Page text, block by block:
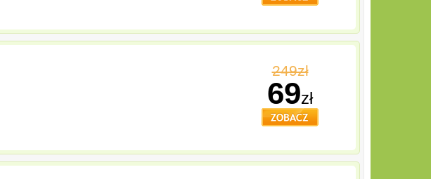
249zł
69zł